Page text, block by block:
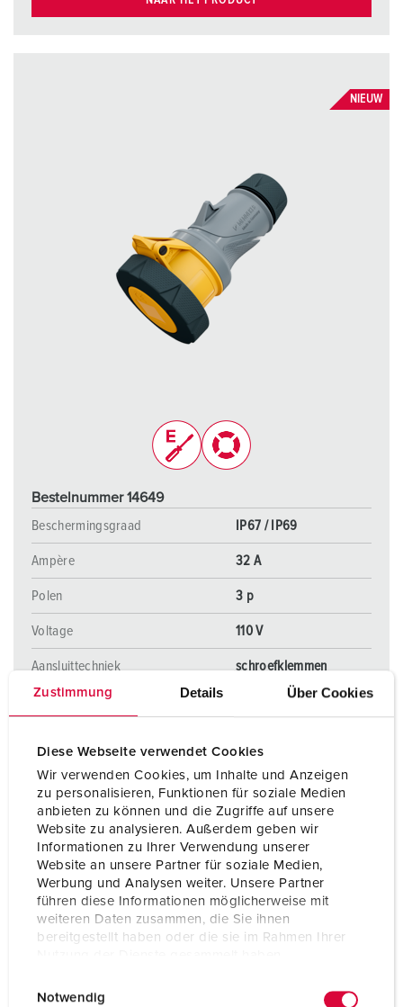
Zustimmung Details Über Cookies
Diese Webseite verwendet Cookies
Wir verwenden Cookies, um Inhalte und Anzeigen
zu personalisieren, Funktionen für soziale Medien
anbieten zu können und die Zugriffe auf unsere
Website zu analysieren. Außerdem geben wir
Informationen zu Ihrer Verwendung unserer
Website an unsere Partner für soziale Medien,
Werbung und Analysen weiter. Unsere Partner
führen diese Informationen möglicherweise mit
weiteren Daten zusammen, die Sie ihnen
bereitgestellt haben oder die sie im Rahmen Ihrer
Notwendig
NIEUW
Bestelnummer 14649
Beschermingsgraad
IP67 / IP69
Ampère 32 A
Polen 3 p
Voltage 110 V
Aansluittechniek
schroefklemmen
ErgoCONTACT®
NAAR HET PRODUCT